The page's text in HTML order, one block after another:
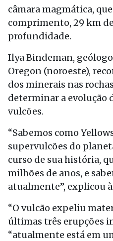
câmara magmática,
comprimento, 29 km
profundidade.
Ilya Bindeman,
Oregon (noroeste),
dos minerais nas
determinar a evolução
vulcões.
“Sabemos como
supervulcões do
curso de sua história,
milhões de anos, e
atualmente”, explicou à
“O vulcão expeliu
últimas três erupções
“atualmente está em